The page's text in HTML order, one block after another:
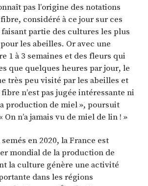
pas l’origine des notations
considéré à ce jour sur ces
partie des cultures les plus
les abeilles. Or avec une
1 à 3 semaines et des fleurs qui
que quelques heures par jour, le
très peu visité par les abeilles et
n’est pas jugée intéressante ni
production de miel », poursuit
On n’a jamais vu de miel de lin ! »
en 2020, la France est
mondial de la production de
la culture génère une activité
dans les régions